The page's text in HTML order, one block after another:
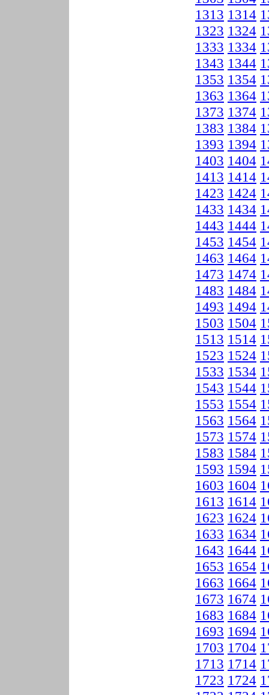
1313 1314
1323 1324
1333 1334
1343 1344
1353 1354
1363 1364
1373 1374
1383 1384
1393 1394
1403 1404
1413 1414
1423 1424
1433 1434
1443 1444
1453 1454
1463 1464
1473 1474
1483 1484
1493 1494
1503 1504
1513 1514
1523 1524
1533 1534
1543 1544
1553 1554
1563 1564
1573 1574
1583 1584
1593 1594
1603 1604
1613 1614
1623 1624
1633 1634
1643 1644
1653 1654
1663 1664
1673 1674
1683 1684
1693 1694
1703 1704
1713 1714
1723 1724